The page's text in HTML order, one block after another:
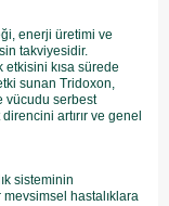
enerji üretimi ve
takviyesidir.
etkisini kısa sürede
sunan Tridoxon,
vücudu serbest
artırır ve genel
sisteminin
mevsimsel hastalıklara